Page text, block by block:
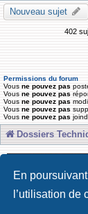
En
l’utilisation de
Nouveau sujet
402
Permissions du forum
Vous ne pouvez pas
Vous ne pouvez pas
Vous ne pouvez pas
Vous ne pouvez pas
Vous ne pouvez pas
Dossiers